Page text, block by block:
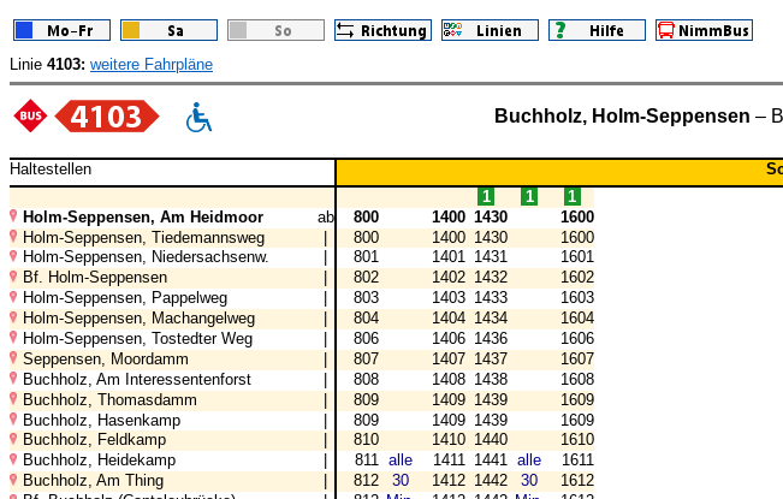
Linie 4103: weitere Fahrpläne
Buchholz, Holm-Seppensen –
Haltestellen
1
1
1
Holm-Seppensen, Am Heidmoor
ab 800 1400 1430
1600
Holm-Seppensen, Tiedemannsweg
| 800 1400 1430
1600
Holm-Seppensen, Niedersachsenw.
801 1401 1431
1601
Bf. Holm-Seppensen
802 1402 1432
1602
Holm-Seppensen, Pappelweg
803 1403 1433
1603
Holm-Seppensen, Machangelweg
804 1404 1434
1604
Holm-Seppensen, Tostedter Weg
806 1406 1436
1606
Seppensen, Moordamm
807 1407 1437
1607
Buchholz, Am Interessentenforst
808 1408 1438
1608
Buchholz, Thomasdamm
| 809 1409 1439
1609
Buchholz, Hasenkamp
| 809 1409 1439
1609
Buchholz, Feldkamp
810 1410 1440
1610
Buchholz, Heidekamp
811 alle 1411 1441 alle
1611
Buchholz, Am Thing
812 30 1412 1442 30
1612